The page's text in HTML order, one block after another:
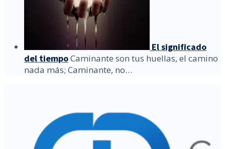
El significado
del tiempoCaminante son tus huellas, el camino
nada más; Caminante, no…